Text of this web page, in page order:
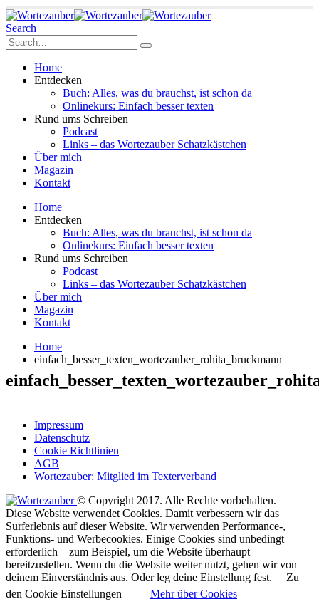
Search
Home
Entdecken
Buch: Alles, was du brauchst, ist schon da
Onlinekurs: Einfach besser texten
Rund ums Schreiben
Podcast
Links – das Wortezauber Schatzkästchen
Über mich
Magazin
Kontakt
Home
Entdecken
Buch: Alles, was du brauchst, ist schon da
Onlinekurs: Einfach besser texten
Rund ums Schreiben
Podcast
Links – das Wortezauber Schatzkästchen
Über mich
Magazin
Kontakt
Home
einfach_besser_texten_wortezauber_rohita_bruckmann
Impressum
Datenschutz
Cookie Richtlinien
AGB
Wortezauber: Mitglied im Texterverband
© Copyright 2017. Alle Rechte vorbehalten.
Diese Website verwendet Cookies. Damit verbessern wir das
Surferlebnis auf dieser Website. Wir verwenden Performance-,
Funktions- und Werbecookies. Einige Cookies sind unbedingt
erforderlich – zum Beispiel, um die Website überhaupt
bereitzustellen. Wenn du die Website weiter nutzt, gehen wir von
deinem Einverständnis aus. Oder leg deine Einstellung fest.
Zu
den Cookie Einstellungen
Mehr über Cookies